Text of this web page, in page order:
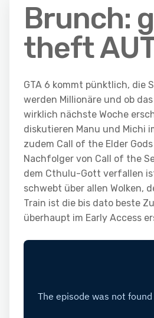
Brunch:
theft
GTA 6 kommt pünktlich, die
werden Millionäre und ob
wirklich nächste Woche
diskutieren Manu und Michi
zudem Call of the Elder
Nachfolger von Call of the
dem Cthulu-Gott verfallen
schwebt über allen Wolken,
Train ist die bis dato beste
überhaupt im Early Access